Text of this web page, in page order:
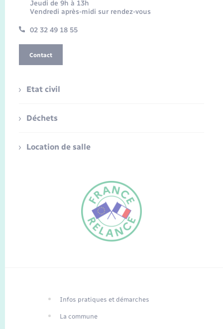
Traduction du
Jeudi de 9h à 13h
Vendredi après-midi sur rendez-vous
02 32 49 18 55
Contact
Etat civil
Déchets
Location de salle
Infos pratiques et démarches
La commune